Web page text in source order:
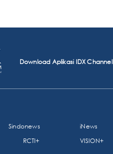
Download Aplikasi IDX Channel
Sindonews iNews
RCTI+ VISION+